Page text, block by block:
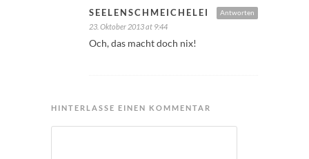
Antworten
SEELENSCHMEICHELEI
23. Oktober 2013 at 9:44
Och, das macht doch nix!
HINTERLASSE EINEN KOMMENTAR